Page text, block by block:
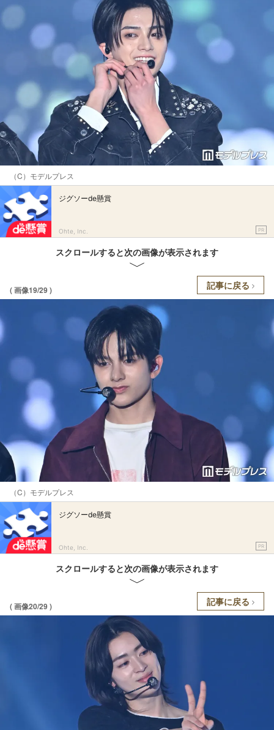
（C）モデルプレス
ジグソーde懸賞
Ohte, Inc. PR
スクロールすると次の画像が表示されます
( 画像19/29 ) 記事に戻る
（C）モデルプレス
ジグソーde懸賞
Ohte, Inc. PR
スクロールすると次の画像が表示されます
( 画像20/29 ) 記事に戻る